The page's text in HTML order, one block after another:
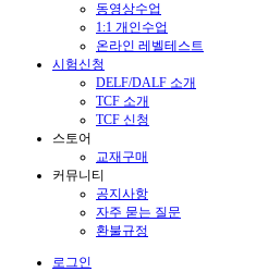
동영상수업
1:1 개인수업
온라인 레벨테스트
시험신청
DELF/DALF 소개
TCF 소개
TCF 신청
스토어
교재구매
커뮤니티
공지사항
자주 묻는 질문
환불규정
로그인